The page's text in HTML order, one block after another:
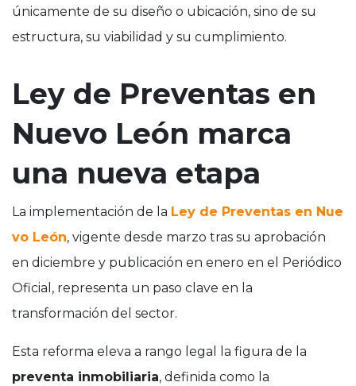
únicamente de su diseño o ubicación, sino de su
estructura, su viabilidad y su cumplimiento.
Ley de Preventas en
Nuevo León marca
una nueva etapa
La implementación de la Ley de Preventas en Nue
vo León, vigente desde marzo tras su aprobación
en diciembre y publicación en enero en el Periódico
Oficial, representa un paso clave en la
transformación del sector.
Esta reforma eleva a rango legal la figura de la
preventa inmobiliaria, definida como la